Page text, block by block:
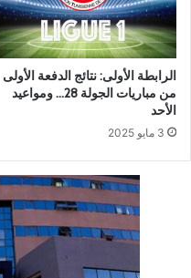
الرابطة الأولى: نتائج الدفعة الأولى
من مباريات الجولة 28… ومواعيد
الأحد
3 مايو 2025